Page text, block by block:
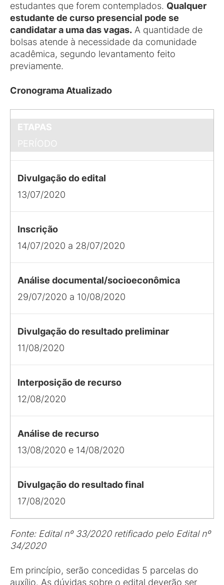
estudantes que forem contemplados. Qualquer
estudante de curso presencial pode se
candidatar a uma das vagas. A quantidade de
bolsas atende à necessidade da comunidade
acadêmica, segundo levantamento feito
previamente.
Cronograma Atualizado
ETAPAS
PERÍODO
Divulgação do edital
13/07/2020
Inscrição
14/07/2020 a 28/07/2020
Análise documental/socioeconômica
29/07/2020 a 10/08/2020
Divulgação do resultado preliminar
11/08/2020
Interposição de recurso
12/08/2020
Análise de recurso
13/08/2020 e 14/08/2020
Divulgação do resultado final
17/08/2020
Fonte: Edital nº 33/2020 retificado pelo Edital nº
34/2020
Em princípio, serão concedidas 5 parcelas do
auxílio. As dúvidas sobre o edital deverão ser